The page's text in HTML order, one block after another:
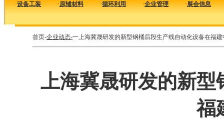
·设备工装 ·原辅材料 ·循环利用 ·企业管理 ·展会信息
首页-企业动态-一上海冀晟研发的新型钢桶后段生产线自动化设备在福建
上海冀晟研发的新
福